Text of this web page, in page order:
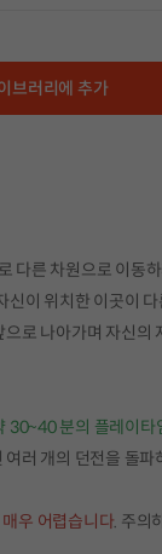
브러리에 추가
다른 차원으로 이동
신이 위치한 이곳이
로 나아가며 자신의
30~40 분의 플레이타
러 개의 던전을 돌파
우 어렵습니다 . 주